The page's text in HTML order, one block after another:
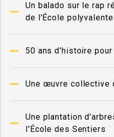
Un balado sur le rap
de l'École
50 ans d'histoire pour
Une œuvre collective
Une plantation
l'École des Sentiers